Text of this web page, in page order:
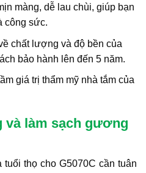
màng, dễ lau chùi, giúp bạn
công sức.
chất lượng và độ bền của
bảo hành lên đến 5 năm.
giá trị thẩm mỹ nhà tắm của
và làm sạch gương
thọ cho G5070C cần tuân